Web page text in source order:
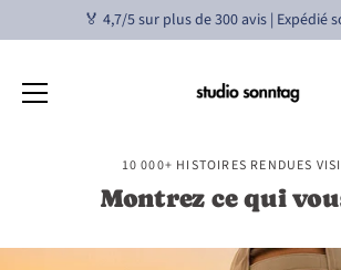
🏅 4,7/5 sur plus de 300 avis | Expédié
10 000+ HISTOIRES RENDUES
Montrez ce qui